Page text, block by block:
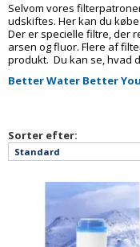
Selvom vores
udskiftes. Her kan du
Der er specielle filtre, der
arsen og fluor. Flere af
produkt. Du kan se, hvad
Better Water Better
Sorter efter: